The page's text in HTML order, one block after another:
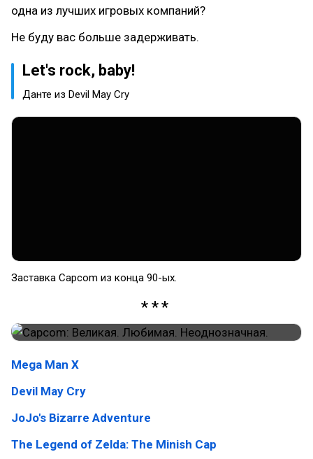
одна из лучших игровых компаний?
Не буду вас больше задерживать.
Let's rock, baby!
Данте из Devil May Cry
Заставка Capcom из конца 90-ых.
Mega Man X
Devil May Cry
JoJo's Bizarre Adventure
The Legend of Zelda: The Minish Cap